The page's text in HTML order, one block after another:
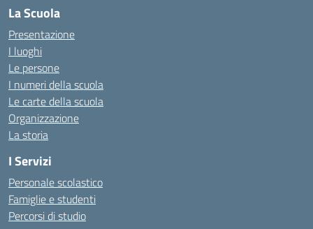
La Scuola
Presentazione
I luoghi
Le persone
I numeri della scuola
Le carte della scuola
Organizzazione
La storia
I Servizi
Personale scolastico
Famiglie e studenti
Percorsi di studio